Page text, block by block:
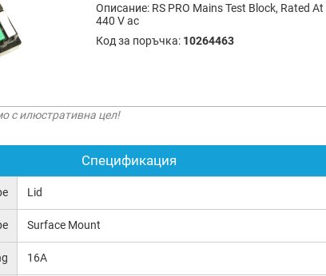
Описание: RS PRO Mains Test Block, Rated At
440 V ac
Код за поръчка: 10264463
с илюстративна цел!
Спецификация
Lid
Surface Mount
16A